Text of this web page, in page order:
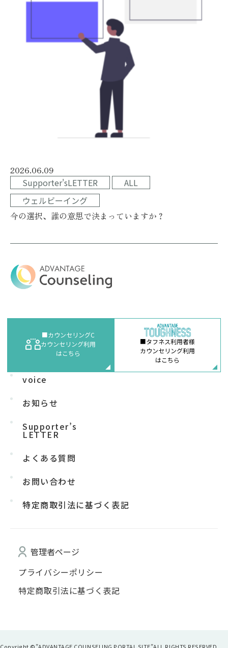
Supporter'sLETTER
ALL
ウェルビーイング
2026.06.09
今の選択、誰の意思で決まっていますか？
カウンセラー
voice
お知らせ
Supporter’s
LETTER
よくある質問
お問い合わせ
特定商取引法に基づく表記
管理者ページ
プライバシーポリシー
特定商取引法に基づく表記
■カウンセリングC
カウンセリング利用
はこちら
■タフネス利用者様
カウンセリング利用
はこちら